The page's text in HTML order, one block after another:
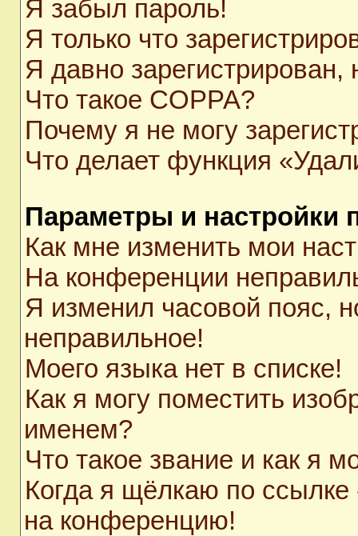
Я забыл пароль!
Я только что
Я давно
Что такое COPPA?
Почему я не могу
Что делает функция
Параметры и настройки
Как мне изменить мои
На конференции
Я изменил часовой пояс,
неправильное!
Моего языка нет в списке!
Как я могу поместить
именем?
Что такое звание и как я
Когда я щёлкаю по ссылке
на конференцию!